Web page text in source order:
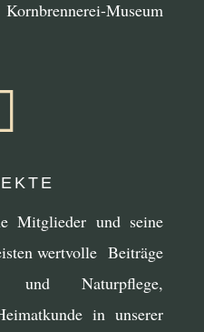
Museum
Mitglieder und seine
wertvolle Beiträge
Naturpflege,
in unserer